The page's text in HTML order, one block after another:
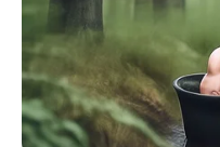
Kunstschätzen eine
Sie ist eine der
der älteste noch im
erhaltene
Erbaut wurde sie in